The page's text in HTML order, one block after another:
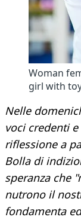
Woman
girl with
Nelle
voci credenti
riflessione a
Bolla di
speranza che
nutrono il
fondamenta